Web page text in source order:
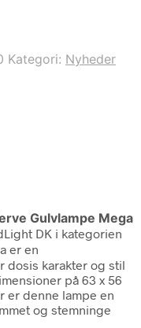
Kategori: Nyheder
Gulvlampe Mega
DK i kategorien
er en
dosis karakter og stil
på 63 x 56
er denne lampe en
og stemninge